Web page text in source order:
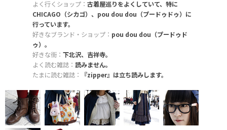
よく行くショップ： 古着屋巡りをよくしていて、特に
CHICAGO（シカゴ）、pou dou dou（プードゥドゥ）に
行っています。
好きなブランド・ショップ： pou dou dou（プードゥド
ゥ）。
好きな街： 下北沢、吉祥寺。
よく読む雑誌： 読みません。
たまに読む雑誌：
『zipper』は立ち読みします。